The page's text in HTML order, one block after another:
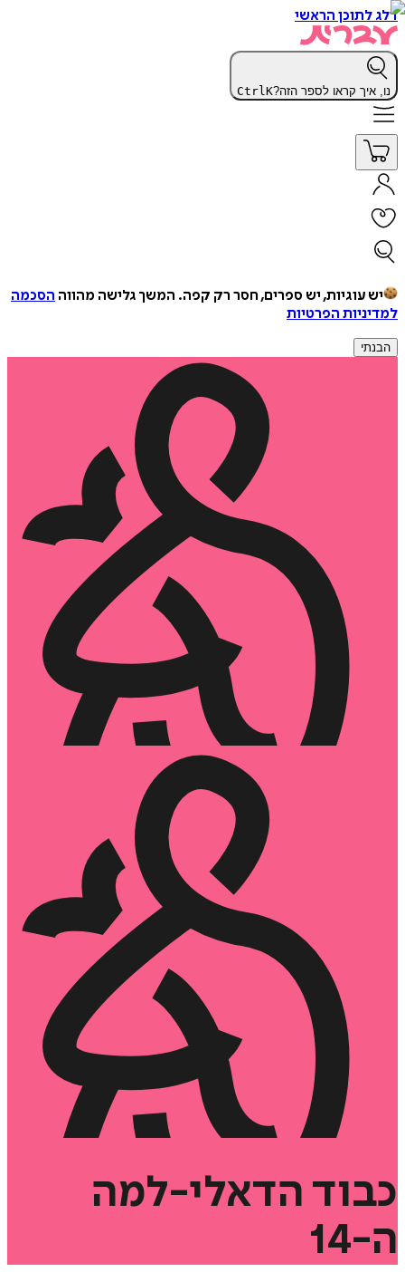
דלג לתוכן הראשי
נו, איך קראו לספר הזה? CtrlK
יש עוגיות, יש ספרים, חסר רק קפה. המשך גלישה מהווה הסכמה
למדיניות הפרטיות
הבנתי
כבוד הדאלי-למה
ה-14